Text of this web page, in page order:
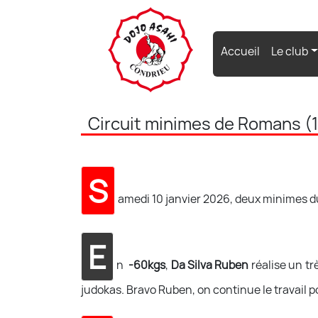
Accueil (current)
Le club
Circuit minimes de Romans
S amedi 10 janvier 2026, deux minimes
E n -60kgs, Da Silva Ruben réalise un
judokas. Bravo Ruben, on continue le travail